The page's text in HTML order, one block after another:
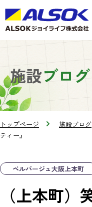
施設ブログ
トップページ 施設ブログ
ティー』
ベルパージュ大阪上本町
（上本町）